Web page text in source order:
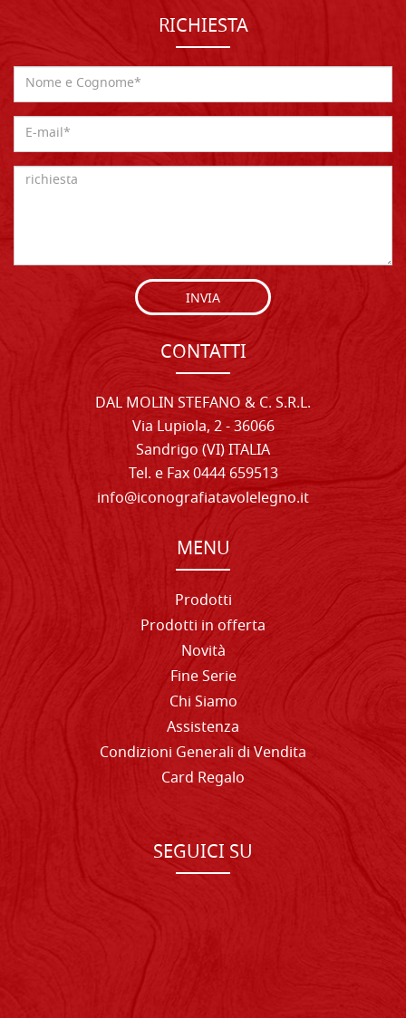
RICHIESTA
INVIA
CONTATTI
DAL MOLIN STEFANO & C. S.R.L.
Via Lupiola, 2 - 36066
Sandrigo (VI) ITALIA
Tel. e Fax 0444 659513
info@iconografiatavolelegno.it
MENU
Prodotti
Prodotti in offerta
Novità
Fine Serie
Chi Siamo
Assistenza
Condizioni Generali di Vendita
Card Regalo
SEGUICI SU